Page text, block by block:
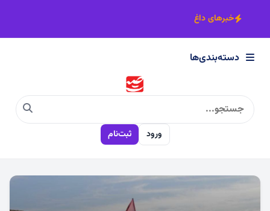
دسته‌بندی‌ها
سیاسی
اجتماعی
خبرهای داغ
دسته‌بندی‌ها
ورود ثبت‌نام